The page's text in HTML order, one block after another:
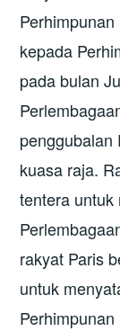
kepada
pada bulan
penggubalan
kuasa raja.
tentera untuk
rakyat Paris
untuk